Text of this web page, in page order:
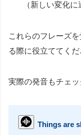
（新しい変化に
これらのフレーズ
る際に役立ててくだ
実際の発音もチェ
Things are